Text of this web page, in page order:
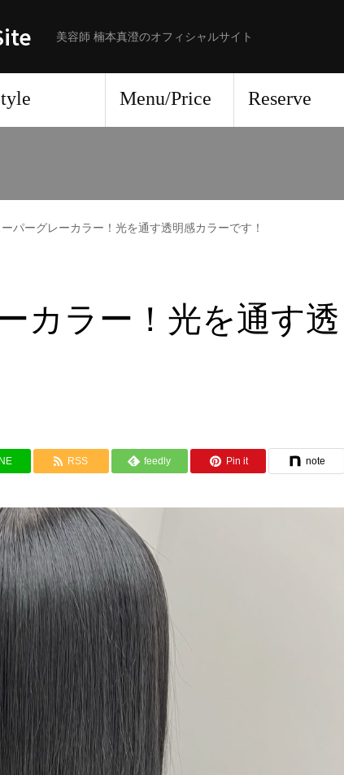
美容師 楠本真澄のオフィシャルサイト
Menu/Price Reserve
パーグレーカラー！光を通す透明感カラーです！
カラー！光を通す透
RSS feedly Pin it note